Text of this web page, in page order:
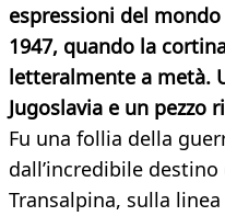
espressioni del
1947, quando la
letteralmente a metà.
Jugoslavia e un pezzo
Fu una follia della
dall’incredibile
Transalpina, sulla